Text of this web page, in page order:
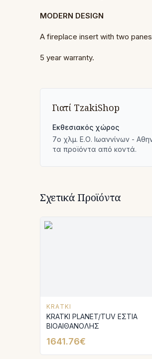
MODERN DESIGN
A fireplace insert with two
5 year warranty.
Γιατί TzakiShop
Εκθεσιακός χώρος
7ο χλμ. Ε.Ο. Ιωαννίνων -
τα προϊόντα από κοντά.
Σχετικά Προϊόντα
KRATKI
KRATKI PLANET/TUV ΕΣΤΙΑ
ΒΙΟΑΙΘΑΝΟΛΗΣ
1641.76€